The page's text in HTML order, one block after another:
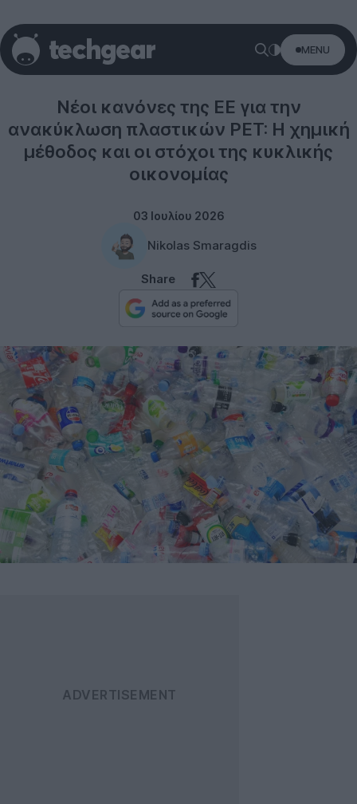
MENU
Technology
Νέοι κανόνες της ΕΕ για την
ανακύκλωση πλαστικών PET: Η χημική
μέθοδος και οι στόχοι της κυκλικής
οικονομίας
03 Ιουλίου 2026
Nikolas Smaragdis
Share